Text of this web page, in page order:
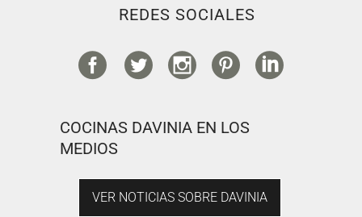
REDES SOCIALES
COCINAS DAVINIA EN LOS
MEDIOS
VER NOTICIAS SOBRE DAVINIA